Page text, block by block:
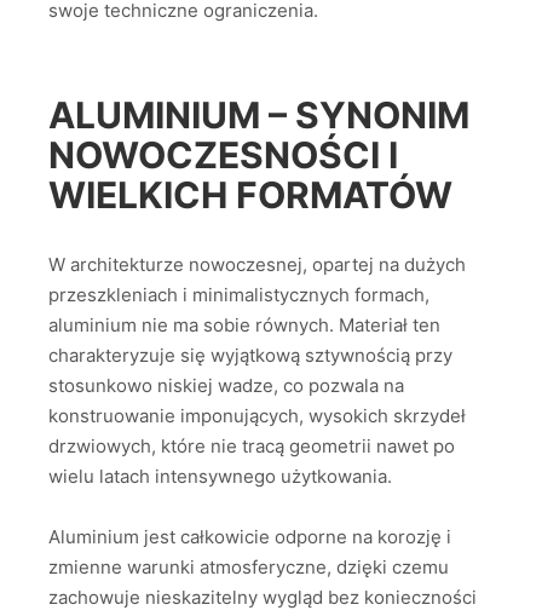
swoje techniczne ograniczenia.
ALUMINIUM – SYNONIM
NOWOCZESNOŚCI I
WIELKICH FORMATÓW
W architekturze nowoczesnej, opartej na dużych
przeszkleniach i minimalistycznych formach,
aluminium nie ma sobie równych. Materiał ten
charakteryzuje się wyjątkową sztywnością przy
stosunkowo niskiej wadze, co pozwala na
konstruowanie imponujących, wysokich skrzydeł
drzwiowych, które nie tracą geometrii nawet po
wielu latach intensywnego użytkowania.
Aluminium jest całkowicie odporne na korozję i
zmienne warunki atmosferyczne, dzięki czemu
zachowuje nieskazitelny wygląd bez konieczności